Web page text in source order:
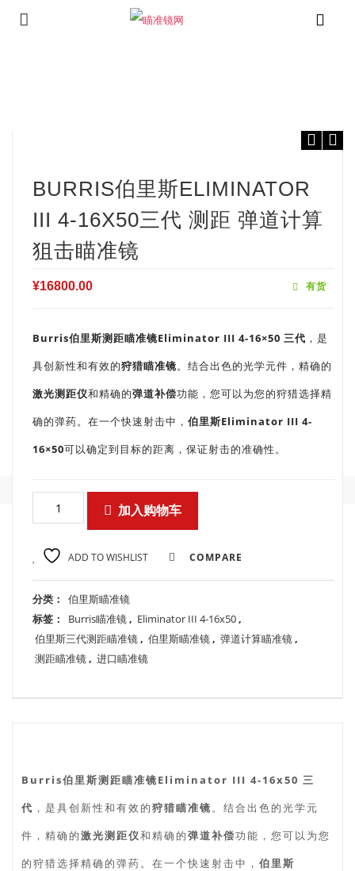
BURRIS伯里斯ELIMINATOR
III 4-16X50三代 测距 弹道计算
狙击瞄准镜
¥16800.00 有货
Burris伯里斯测距瞄准镜Eliminator III 4-16×50 三代 ，是
具创新性和有效的狩猎瞄准镜。结合出色的光学元件，精确的
激光测距仪和精确的弹道补偿功能，您可以为您的狩猎选择精
确的弹药。在一个快速射击中， 伯里斯Eliminator III 4-
16×50可以确定到目标​​的距离，保证射击的准确性。
加入购物车
ADD TO WISHLIST COMPARE
分类：
伯里斯瞄准镜
标签：
Burris瞄准镜, Eliminator III 4-16x50,
伯里斯三代测距瞄准镜, 伯里斯瞄准镜, 弹道计算瞄准镜,
测距瞄准镜, 进口瞄准镜
Burris伯里斯测距瞄准镜Eliminator III 4-16x50 三
代 ，是具创新性和有效的狩猎瞄准镜。结合出色的光学元
件，精确的激光测距仪和精确的弹道补偿功能，您可以为您
的狩猎选择精确的弹药。在一个快速射击中， 伯里斯